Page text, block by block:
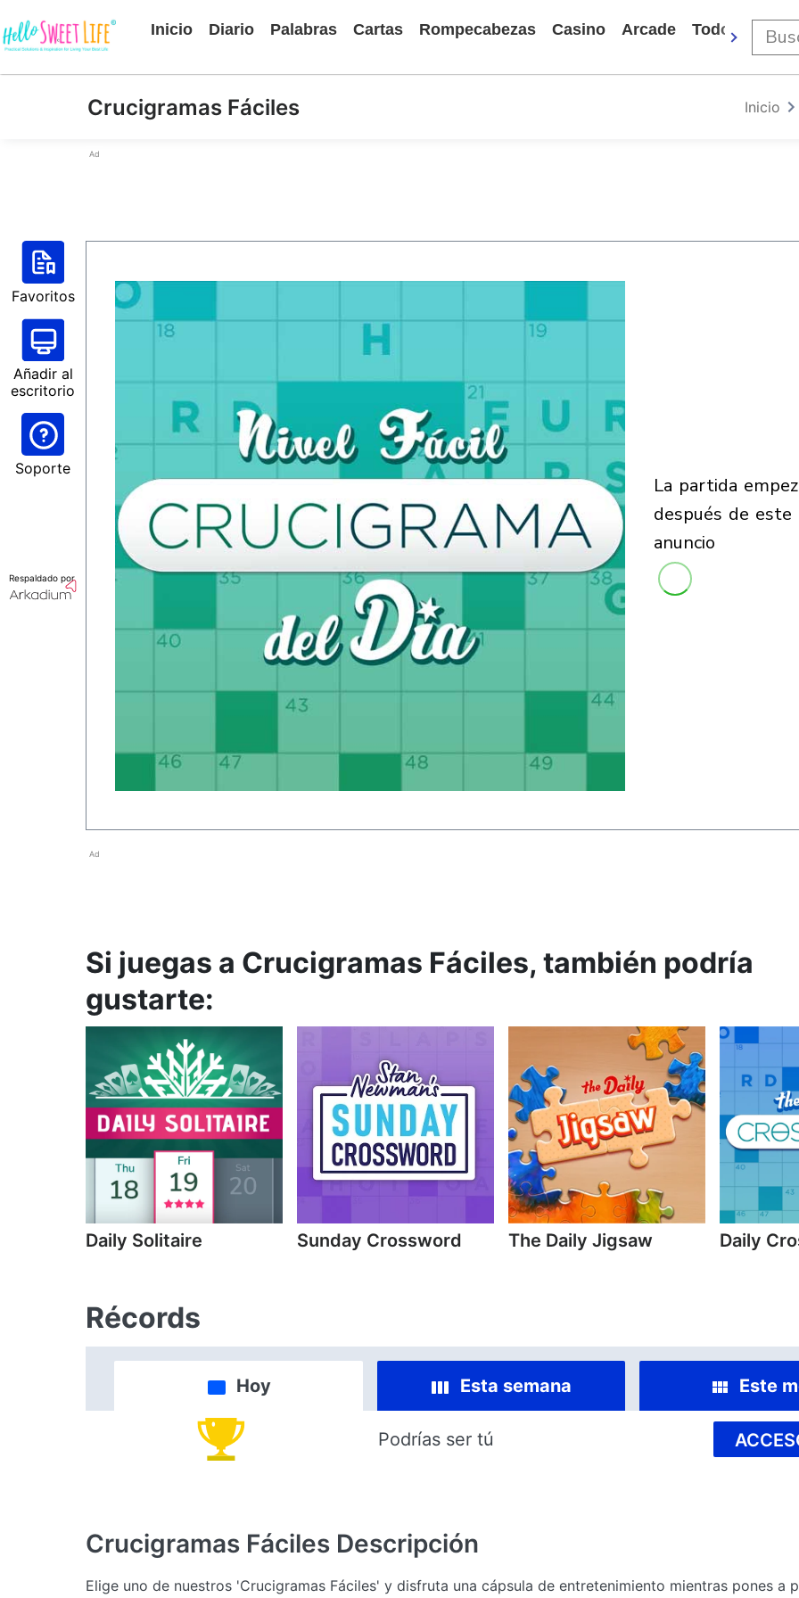
Inicio Diario Palabras Cartas Rompecabezas Casino Arcade Todos Los
Crucigramas Fáciles Inicio
Ad
Favoritos
Añadir al
escritorio
Soporte
Respaldado por
la partida empezará
después de este
anuncio
Ad
Si juegas a Crucigramas Fáciles, también podría
gustarte:
Daily Solitaire Sunday Crossword The Daily Jigsaw Daily
Récords
Hoy Esta semana Este
Podrías ser tú
Crucigramas Fáciles Descripción
Elige uno de nuestros 'Crucigramas Fáciles' y disfruta una cápsula de entretenimiento mientras pones a